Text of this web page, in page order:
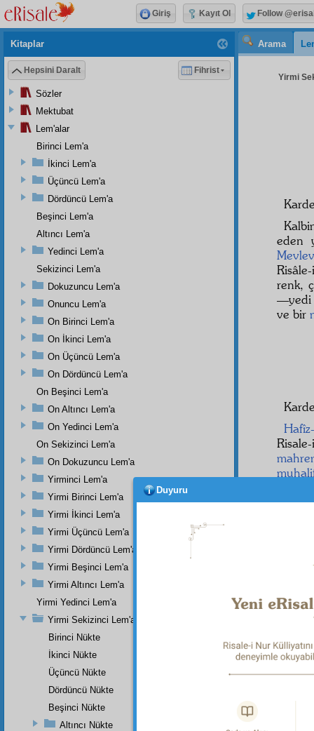
Arama
Yirmi
eden
renk,
ve bir
Kitaplar
Hepsini Daralt Fihrist
Sözler
Mektubat
Lem'alar
Birinci Lem'a
İkinci Lem'a
Üçüncü Lem'a
Dördüncü Lem'a
Beşinci Lem'a
Altıncı Lem'a
Yedinci Lem'a
Sekizinci Lem'a
Dokuzuncu Lem'a
Onuncu Lem'a
On Birinci Lem'a
On İkinci Lem'a
On Üçüncü Lem'a
On Dördüncü Lem'a
On Beşinci Lem'a
On Altıncı Lem'a
On Yedinci Lem'a
On Sekizinci Lem'a
On Dokuzuncu Lem'a
Yirminci Lem'a
Yirmi Birinci Lem'a
Yirmi İkinci Lem'a
Yirmi Üçüncü Lem'a
Yirmi Dördüncü Lem'a
Yirmi Beşinci Lem'a
Yirmi Altıncı Lem'a
Yirmi Yedinci Lem'a
Yirmi Sekizinci Lem'a
Birinci Nükte
İkinci Nükte
Üçüncü Nükte
Dördüncü Nükte
Beşinci Nükte
Altıncı Nükte
Giriş Kayıt Ol Follow
Duyuru